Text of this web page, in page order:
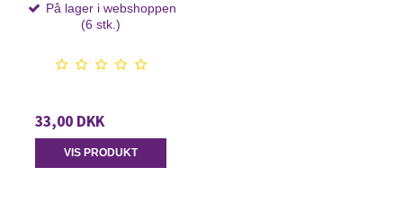
På lager i webshoppen
(6 stk.)
33,00 DKK
VIS PRODUKT